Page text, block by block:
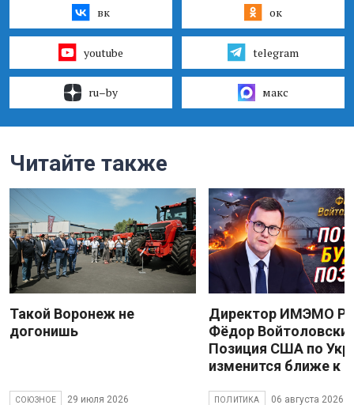
вк ок
youtube telegram
ru–by макс
Читайте также
Такой Воронеж не
догонишь
СОЮЗНОЕ 29 июля 2026
Директор ИМЭМО
Фёдор
Позиция США по
изменится ближе к
ПОЛИТИКА 06 августа 2026